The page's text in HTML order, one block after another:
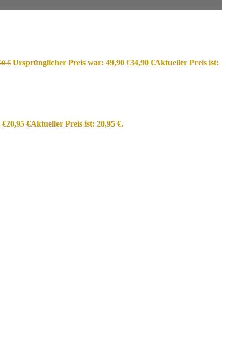
€ Ursprünglicher Preis war: 49,90 €34,90 €Aktueller Preis ist:
€20,95 €Aktueller Preis ist: 20,95 €.